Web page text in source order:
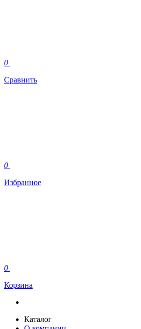
0
Сравнить
0
Избранное
0
Корзина
Каталог